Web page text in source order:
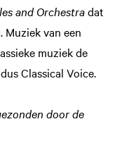
and Orchestradat
Muziek van een
muziek de
Classical Voice.
door de